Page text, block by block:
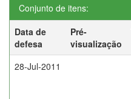
Conjunto de itens:
Data de
defesa
Pré-
visualização
28-Jul-2011